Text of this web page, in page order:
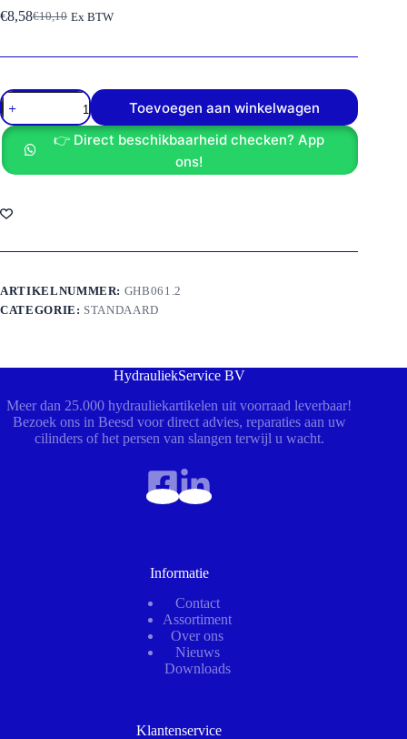
€10,10
Oorspronkelijke
was:
€8,58Huidige
is:
Ex BTW
Verbinder
3/8
+
smoring
1.2mm
aantal
Toevoegen aan winkelwagen
👉 Direct beschikbaarheid checken? App
ons!
ARTIKELNUMMER: GHB061.2
CATEGORIE: STANDAARD
HydrauliekService BV
Meer dan 25.000 hydrauliekartikelen uit voorraad leverbaar!
Bezoek ons in Beesd voor direct advies, reparaties aan uw
cilinders of het persen van slangen terwijl u wacht.
Informatie
Contact
Assortiment
Over ons
Nieuws
Downloads
Klantenservice